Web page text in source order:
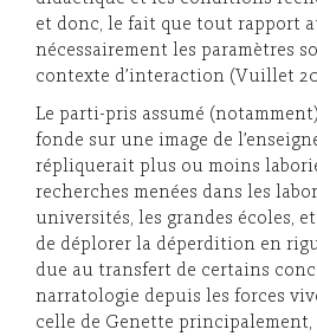
et donc, le fait que tout rapport
nécessairement les paramètres
contexte d’interaction (Vuillet
Le parti-pris assumé
fonde sur une image de
répliquerait plus ou moins
recherches menées dans les
universités, les grandes écoles,
de déplorer la déperdition en
due au transfert de certains
narratologie depuis les forces
celle de Genette